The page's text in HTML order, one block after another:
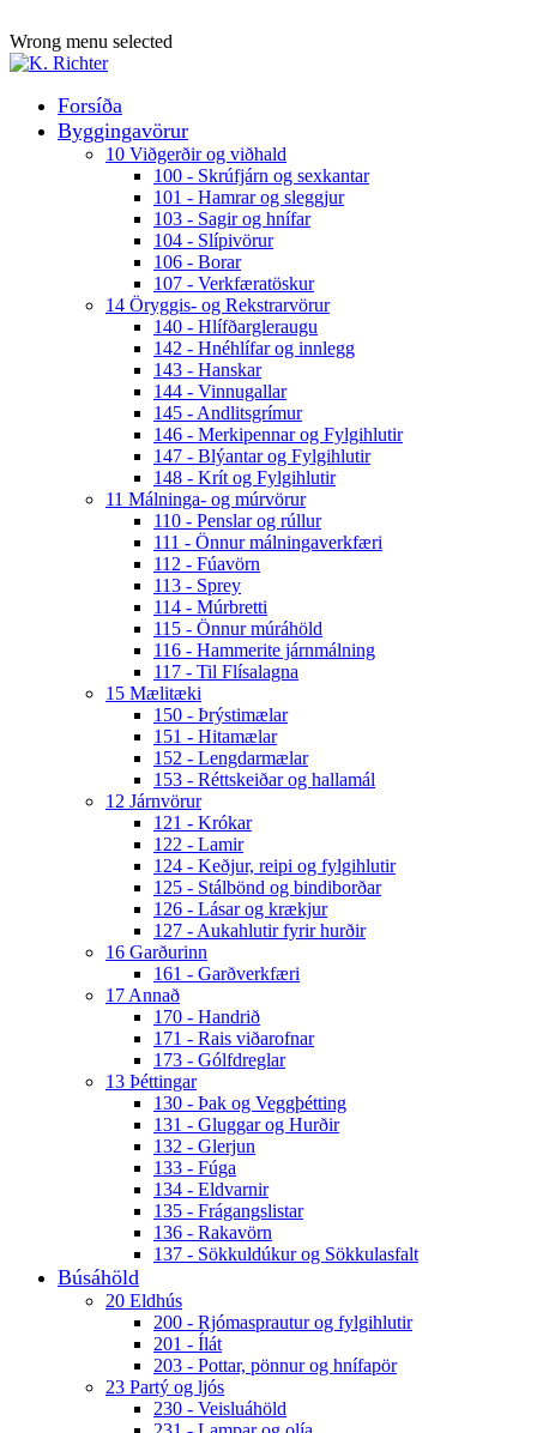
Wrong menu selected
Forsíða
Byggingavörur
10 Viðgerðir og viðhald
100 - Skrúfjárn og sexkantar
101 - Hamrar og sleggjur
103 - Sagir og hnífar
104 - Slípivörur
106 - Borar
107 - Verkfæratöskur
14 Öryggis- og Rekstrarvörur
140 - Hlífðargleraugu
142 - Hnéhlífar og innlegg
143 - Hanskar
144 - Vinnugallar
145 - Andlitsgrímur
146 - Merkipennar og Fylgihlutir
147 - Blýantar og Fylgihlutir
148 - Krít og Fylgihlutir
11 Málninga- og múrvörur
110 - Penslar og rúllur
111 - Önnur málningaverkfæri
112 - Fúavörn
113 - Sprey
114 - Múrbretti
115 - Önnur múráhöld
116 - Hammerite járnmálning
117 - Til Flísalagna
15 Mælitæki
150 - Þrýstimælar
151 - Hitamælar
152 - Lengdarmælar
153 - Réttskeiðar og hallamál
12 Járnvörur
121 - Krókar
122 - Lamir
124 - Keðjur, reipi og fylgihlutir
125 - Stálbönd og bindiborðar
126 - Lásar og krækjur
127 - Aukahlutir fyrir hurðir
16 Garðurinn
161 - Garðverkfæri
17 Annað
170 - Handrið
171 - Rais viðarofnar
173 - Gólfdreglar
13 Þéttingar
130 - Þak og Veggþétting
131 - Gluggar og Hurðir
132 - Glerjun
133 - Fúga
134 - Eldvarnir
135 - Frágangslistar
136 - Rakavörn
137 - Sökkuldúkur og Sökkulasfalt
Búsáhöld
20 Eldhús
200 - Rjómasprautur og fylgihlutir
201 - Ílát
203 - Pottar, pönnur og hnífapör
23 Partý og ljós
230 - Veisluáhöld